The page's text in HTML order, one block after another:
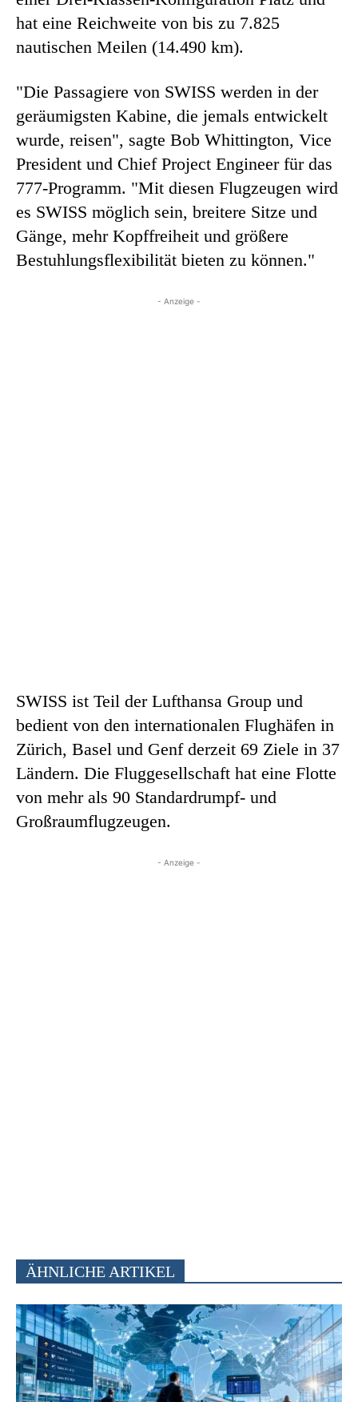
hat eine Reichweite von bis zu 7.825
nautischen Meilen (14.490 km).
"Die Passagiere von SWISS werden in der
geräumigsten Kabine, die jemals entwickelt
wurde, reisen", sagte Bob Whittington, Vice
President und Chief Project Engineer für das
777-Programm. "Mit diesen Flugzeugen wird
es SWISS möglich sein, breitere Sitze und
Gänge, mehr Kopffreiheit und größere
Bestuhlungsflexibilität bieten zu können."
- Anzeige -
SWISS ist Teil der Lufthansa Group und
bedient von den internationalen Flughäfen in
Zürich, Basel und Genf derzeit 69 Ziele in 37
Ländern. Die Fluggesellschaft hat eine Flotte
von mehr als 90 Standardrumpf- und
Großraumflugzeugen.
- Anzeige -
ÄHNLICHE ARTIKEL